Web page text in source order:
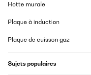
Hotte murale
Plaque à induction
Plaque de cuisson gaz
Sujets populaires